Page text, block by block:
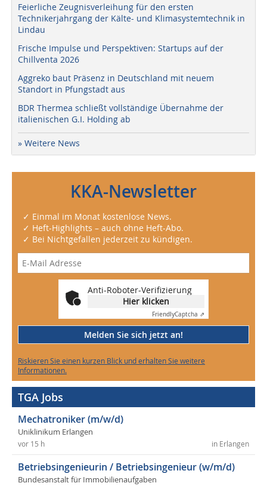
Feierliche Zeugnisverleihung für den ersten
Technikerjahrgang der Kälte- und Klimasystemtechnik in
Lindau
Frische Impulse und Perspektiven: Startups auf der
Chillventa 2026
Aggreko baut Präsenz in Deutschland mit neuem
Standort in Pfungstadt aus
BDR Thermea schließt vollständige Übernahme der
italienischen G.I. Holding ab
» Weitere News
KKA-Newsletter
✓ Einmal im Monat kostenlose News.
✓ Heft-Highlights – auch ohne Heft-Abo.
✓ Bei Nichtgefallen jederzeit zu kündigen.
Anti-Roboter-Verifizierung
Hier klicken
FriendlyCaptcha ⇗
Melden Sie sich jetzt an!
Riskieren Sie einen kurzen Blick und erhalten Sie weitere
Informationen.
TGA Jobs
Mechatroniker (m/w/d)
Uniklinikum Erlangen
in Erlangen
vor 15 h
Betriebsingenieurin / Betriebsingenieur (w/m/d)
Bundesanstalt für Immobilienaufgaben